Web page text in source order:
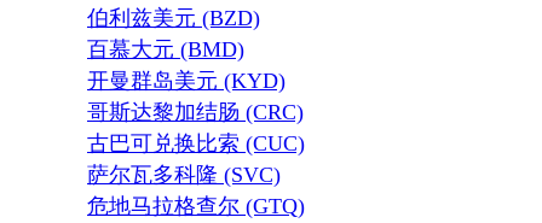
伯利兹美元 (BZD)
百慕大元 (BMD)
开曼群岛美元 (KYD)
哥斯达黎加结肠 (CRC)
古巴可兑换比索 (CUC)
萨尔瓦多科隆 (SVC)
危地马拉格查尔 (GTQ)